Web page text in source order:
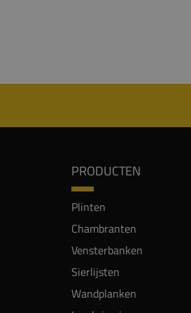
PRODUCTEN
Plinten
Chambranten
Vensterbanken
Sierlijsten
Wandplanken